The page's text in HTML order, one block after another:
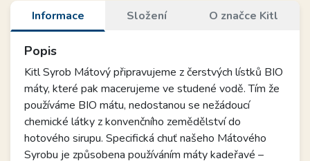
Informace Složení O značce Kitl
Popis
Kitl Syrob Mátový připravujeme z čerstvých lístků BIO
máty, které pak macerujeme ve studené vodě. Tím že
používáme BIO mátu, nedostanou se nežádoucí
chemické látky z konvenčního zemědělství do
hotového sirupu. Specifická chuť našeho Mátového
Syrobu je způsobena používáním máty kadeřavé –